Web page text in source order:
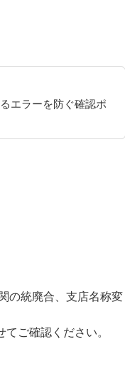
エラーを防ぐ確認ポ
の統廃合、支店名称変
ご確認ください。